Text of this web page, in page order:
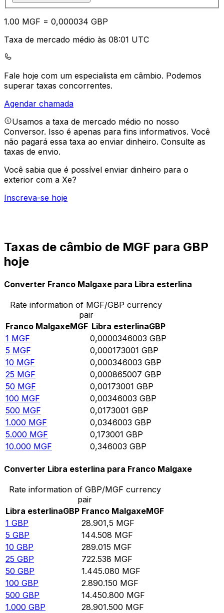
1.00 MGF = 0,000034 GBP
Taxa de mercado médio às 08:01 UTC
Fale hoje com um especialista em câmbio. Podemos
superar taxas concorrentes.
Agendar chamada
Usamos a taxa de mercado médio no nosso
Conversor. Isso é apenas para fins informativos. Você
não pagará essa taxa ao enviar dinheiro. Consulte as
taxas de envio.
Você sabia que é possível enviar dinheiro para o
exterior com a Xe?
Inscreva-se hoje
Taxas de câmbio de MGF para GBP
hoje
Converter Franco Malgaxe para Libra esterlina
Rate information of MGF/GBP currency
pair
Franco MalgaxeMGF Libra esterlinaGBP
1 MGF 0,0000346003 GBP
5 MGF 0,000173001 GBP
10 MGF 0,000346003 GBP
25 MGF 0,000865007 GBP
50 MGF 0,00173001 GBP
100 MGF 0,00346003 GBP
500 MGF 0,0173001 GBP
1.000 MGF 0,0346003 GBP
5.000 MGF 0,173001 GBP
10.000 MGF 0,346003 GBP
Converter Libra esterlina para Franco Malgaxe
Rate information of GBP/MGF currency
pair
Libra esterlinaGBP Franco MalgaxeMGF
1 GBP 28.901,5 MGF
5 GBP 144.508 MGF
10 GBP 289.015 MGF
25 GBP 722.538 MGF
50 GBP 1.445.080 MGF
100 GBP 2.890.150 MGF
500 GBP 14.450.800 MGF
1.000 GBP 28.901.500 MGF